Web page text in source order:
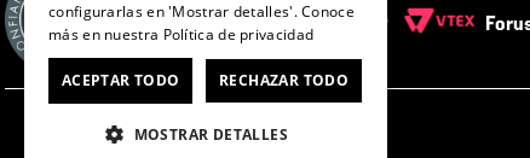
configurarlas en 'Mostrar detalles'. Conoce
más en nuestra Política de privacidad
ACEPTAR TODO RECHAZAR TODO
MOSTRAR DETALLES